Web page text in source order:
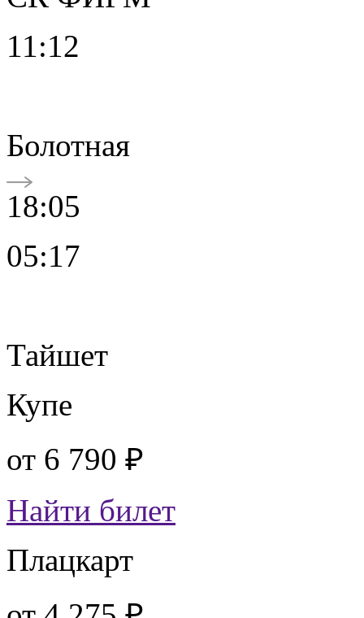
11:12
Болотная
18:05
05:17
Тайшет
Купе
от 6 790 ₽
Найти билет
Плацкарт